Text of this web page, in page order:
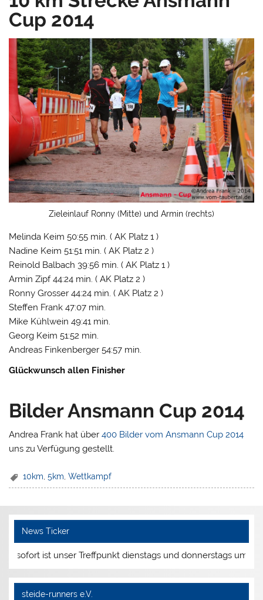
Cup 2014
Zieleinlauf Ronny (Mitte) und Armin (rechts)
Melinda Keim 50:55 min. ( AK Platz 1 )
Nadine Keim 51:51 min. ( AK Platz 2 )
Reinold Balbach 39:56 min. ( AK Platz 1 )
Armin Zipf 44:24 min. ( AK Platz 2 )
Ronny Grosser 44:24 min. ( AK Platz 2 )
Steffen Frank 47:07 min.
Mike Kühlwein 49:41 min.
Georg Keim 51:52 min.
Andreas Finkenberger 54:57 min.
Glückwunsch allen Finisher
Bilder Ansmann Cup 2014
Andrea Frank hat über400 Bilder vom Ansmann Cup 2014
uns zu Verfügung gestellt.
10km ,5km ,Wettkampf
News Ticker
sofort ist unser Treffpunkt dienstags und donnerstags um 19:00
steide-runners e.V.